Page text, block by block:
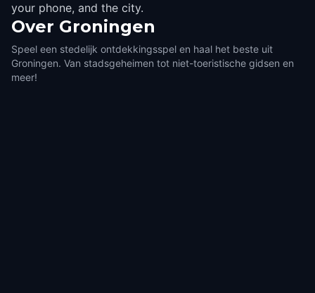
your phone, and the city.
Over Groningen
Speel een stedelijk ontdekkingsspel en haal het beste uit
Groningen. Van stadsgeheimen tot niet-toeristische gidsen en
meer!